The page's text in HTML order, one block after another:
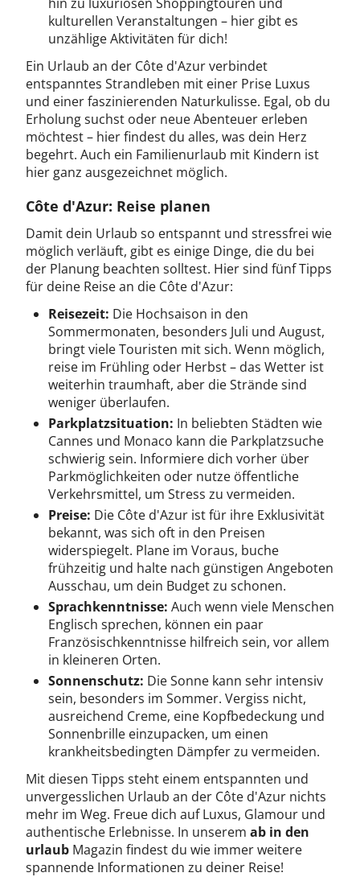
kulturellen Veranstaltungen – hier gibt es
unzählige Aktivitäten für dich!
Ein Urlaub an der Côte d'Azur verbindet
entspanntes Strandleben mit einer Prise Luxus
und einer faszinierenden Naturkulisse. Egal, ob du
Erholung suchst oder neue Abenteuer erleben
möchtest – hier findest du alles, was dein Herz
begehrt. Auch ein Familienurlaub mit Kindern ist
hier ganz ausgezeichnet möglich.
Côte d'Azur: Reise planen
Damit dein Urlaub so entspannt und stressfrei wie
möglich verläuft, gibt es einige Dinge, die du bei
der Planung beachten solltest. Hier sind fünf Tipps
für deine Reise an die Côte d'Azur:
Reisezeit: Die Hochsaison in den
Sommermonaten, besonders Juli und August,
bringt viele Touristen mit sich. Wenn möglich,
reise im Frühling oder Herbst – das Wetter ist
weiterhin traumhaft, aber die Strände sind
weniger überlaufen.
Parkplatzsituation: In beliebten Städten wie
Cannes und Monaco kann die Parkplatzsuche
schwierig sein. Informiere dich vorher über
Parkmöglichkeiten oder nutze öffentliche
Verkehrsmittel, um Stress zu vermeiden.
Preise: Die Côte d'Azur ist für ihre Exklusivität
bekannt, was sich oft in den Preisen
widerspiegelt. Plane im Voraus, buche
frühzeitig und halte nach günstigen Angeboten
Ausschau, um dein Budget zu schonen.
Sprachkenntnisse: Auch wenn viele Menschen
Englisch sprechen, können ein paar
Französischkenntnisse hilfreich sein, vor allem
in kleineren Orten.
Sonnenschutz: Die Sonne kann sehr intensiv
sein, besonders im Sommer. Vergiss nicht,
ausreichend Creme, eine Kopfbedeckung und
Sonnenbrille einzupacken, um einen
krankheitsbedingten Dämpfer zu vermeiden.
Mit diesen Tipps steht einem entspannten und
unvergesslichen Urlaub an der Côte d'Azur nichts
mehr im Weg. Freue dich auf Luxus, Glamour und
authentische Erlebnisse. In unserem ab in den
urlaub Magazin findest du wie immer weitere
spannende Informationen zu deiner Reise!